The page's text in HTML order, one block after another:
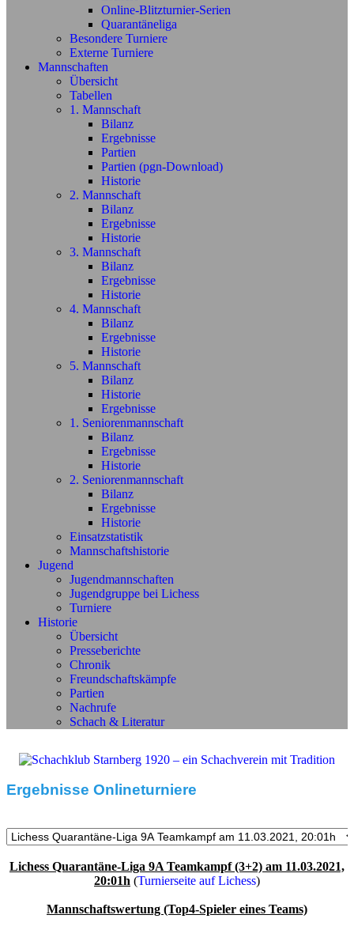
Online-Blitzturnier-Serien
Quarantäneliga
Besondere Turniere
Externe Turniere
Mannschaften
Übersicht
Tabellen
1. Mannschaft
Bilanz
Ergebnisse
Partien
Partien (pgn-Download)
Historie
2. Mannschaft
Bilanz
Ergebnisse
Historie
3. Mannschaft
Bilanz
Ergebnisse
Historie
4. Mannschaft
Bilanz
Ergebnisse
Historie
5. Mannschaft
Bilanz
Historie
Ergebnisse
1. Seniorenmannschaft
Bilanz
Ergebnisse
Historie
2. Seniorenmannschaft
Bilanz
Ergebnisse
Historie
Einsatzstatistik
Mannschaftshistorie
Jugend
Jugendmannschaften
Jugendgruppe bei Lichess
Turniere
Historie
Übersicht
Presseberichte
Chronik
Freundschaftskämpfe
Partien
Nachrufe
Schach & Literatur
Ergebnisse Onlineturniere
Lichess Quarantäne-Liga 9A Teamkampf (3+2) am 11.03.2021,
20:01h (Turnierseite auf Lichess)
Mannschaftswertung (Top4-Spieler eines Teams)